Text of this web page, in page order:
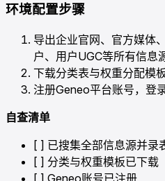
环境配置步骤
导出企业官网、官方媒体
户、用户UGC等所有信息
下载分类表与权重分配模
注册Geneo平台账号，登
自查清单
[ ] 已搜集全部信息源并录
[ ] 分类与权重模板已下载
[ ] Geneo账号已注册